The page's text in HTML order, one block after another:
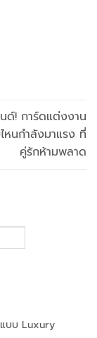
นด์! การ์ดแต่งงาน
หนกำลังมาแรง ที่
คู่รักห้ามพลาด
บบ Luxury